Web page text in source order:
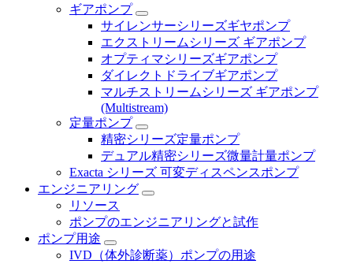
ギアポンプ
サイレンサーシリーズギヤポンプ
エクストリームシリーズ ギアポンプ
オプティマシリーズギアポンプ
ダイレクトドライブギアポンプ
マルチストリームシリーズ ギアポンプ
(Multistream)
定量ポンプ
精密シリーズ定量ポンプ
デュアル精密シリーズ微量計量ポンプ
Exacta シリーズ 可変ディスペンスポンプ
エンジニアリング
リソース
ポンプのエンジニアリングと試作
ポンプ用途
IVD（体外診断薬）ポンプの用途